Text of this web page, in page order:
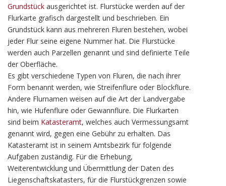
Grundstück ausgerichtet ist. Flurstücke werden auf der
Flurkarte grafisch dargestellt und beschrieben. Ein
Grundstück kann aus mehreren Fluren bestehen, wobei
jeder Flur seine eigene Nummer hat. Die Flurstücke
werden auch Parzellen genannt und sind definierte Teile
der Oberfläche.
Es gibt verschiedene Typen von Fluren, die nach ihrer
Form benannt werden, wie Streifenflure oder Blockflure.
Andere Flurnamen weisen auf die Art der Landvergabe
hin, wie Hufenflure oder Gewannflure. Die Flurkarten
sind beim Katasteramt, welches auch Vermessungsamt
genannt wird, gegen eine Gebühr zu erhalten. Das
Katasteramt ist in seinem Amtsbezirk für folgende
Aufgaben zuständig. Für die Erhebung,
Weiterentwicklung und Übermittlung der Daten des
Liegenschaftskatasters, für die Flurstückgrenzen sowie